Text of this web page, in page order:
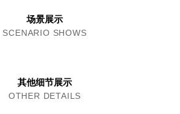
场景展示
SCENARIO SHOWS
其他细节展示
OTHER DETAILS